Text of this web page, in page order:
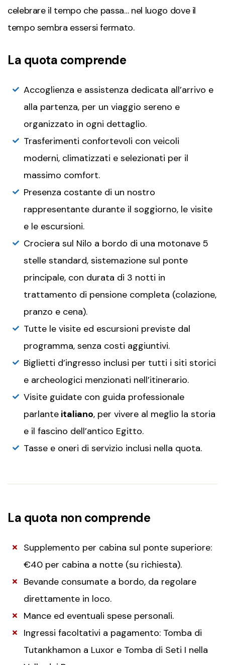
celebrare il tempo che passa… nel luogo dove il
tempo sembra essersi fermato.
La quota comprende
Accoglienza e assistenza dedicata all’arrivo e
alla partenza, per un viaggio sereno e
organizzato in ogni dettaglio.
Trasferimenti confortevoli con veicoli
moderni, climatizzati e selezionati per il
massimo comfort.
Presenza costante di un nostro
rappresentante durante il soggiorno, le visite
e le escursioni.
Crociera sul Nilo a bordo di una motonave 5
stelle standard, sistemazione sul ponte
principale, con durata di 3 notti in
trattamento di pensione completa (colazione,
pranzo e cena).
Tutte le visite ed escursioni previste dal
programma, senza costi aggiuntivi.
Biglietti d’ingresso inclusi per tutti i siti storici
e archeologici menzionati nell’itinerario.
Visite guidate con guida professionale
parlante italiano, per vivere al meglio la storia
e il fascino dell’antico Egitto.
Tasse e oneri di servizio inclusi nella quota.
La quota non comprende
Supplemento per cabina sul ponte superiore:
€40 per cabina a notte (su richiesta).
Bevande consumate a bordo, da regolare
direttamente in loco.
Mance ed eventuali spese personali.
Ingressi facoltativi a pagamento: Tomba di
Tutankhamon a Luxor e Tomba di Seti I nella